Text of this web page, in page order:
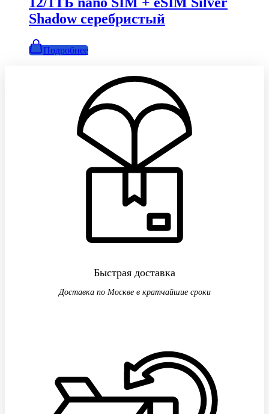
Shadow серебристый
Подробнее
Быстрая доставка
Доставка по Москве в кратчайшие сроки